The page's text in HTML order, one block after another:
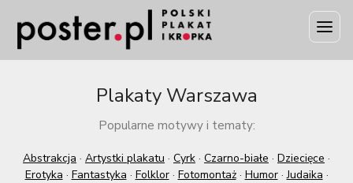
Plakaty Warszawa
Popularne motywy i tematy:
Abstrakcja · Artystki plakatu · Cyrk · Czarno-białe · Dziecięce ·
Erotyka · Fantastyka · Folklor· Fotomontaż· Humor·Judaika ·